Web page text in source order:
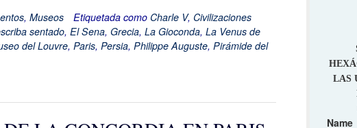
, Museos Etiquetada como Charle V, Civilizaciones
sentado, El Sena, Grecia, La Gioconda, La Venus de
del Louvre, Paris, Persia, Philippe Auguste, Pirámide del